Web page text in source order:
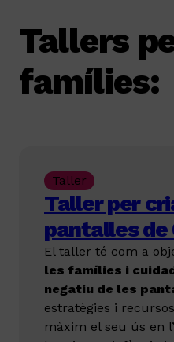
Tallers
famílies:
Taller
Taller per
pantalles de
El taller té com a
les famílies i
negatiu de les
estratègies i
màxim el seu ús en